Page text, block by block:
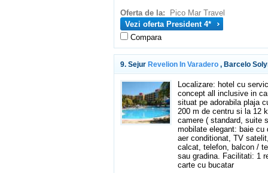
Oferta de la:
Pico Mar Travel
Vezi oferta President 4*
Compara
9. Sejur Revelion In Varadero , Barcelo
Localizare: hotel cu
concept all inclusive in
situat pe adorabila plaja
200 m de centru si la 12
camere ( standard, suite
mobilate elegant: baie
aer conditionat, TV
calcat, telefon, balcon /
sau gradina. Facilitati: 1
carte cu bucatar